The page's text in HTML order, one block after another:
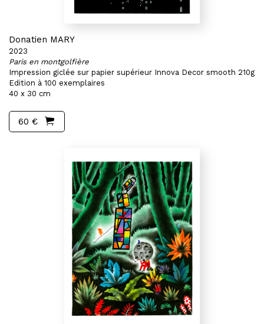
Donatien MARY
2023
Paris en montgolfière
Impression giclée sur papier supérieur Innova Decor smooth 210g
Edition à 100 exemplaires
40 x 30 cm
60 €